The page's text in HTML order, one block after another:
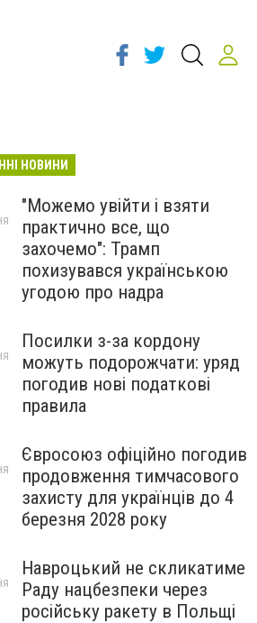
НОВИНИ
"Можемо увійти і взяти
практично все, що
захочемо": Трамп
похизувався українською
угодою про надра
Посилки з-за кордону
можуть подорожчати: уряд
погодив нові податкові
правила
Євросоюз офіційно погодив
продовження тимчасового
захисту для українців до 4
березня 2028 року
Навроцький не скликатиме
Раду нацбезпеки через
російську ракету в Польщі